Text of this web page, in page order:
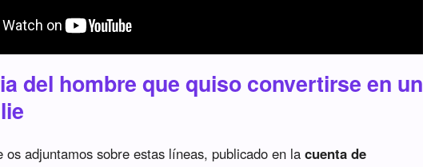
del hombre que quiso convertirse en un
os adjuntamos sobre estas líneas, publicado en lacuenta de